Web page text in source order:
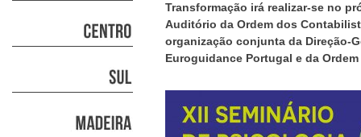
Transformação irá realizar-se no
Auditório da Ordem dos
organização conjunta da Direção-
Euroguidance Portugal e da